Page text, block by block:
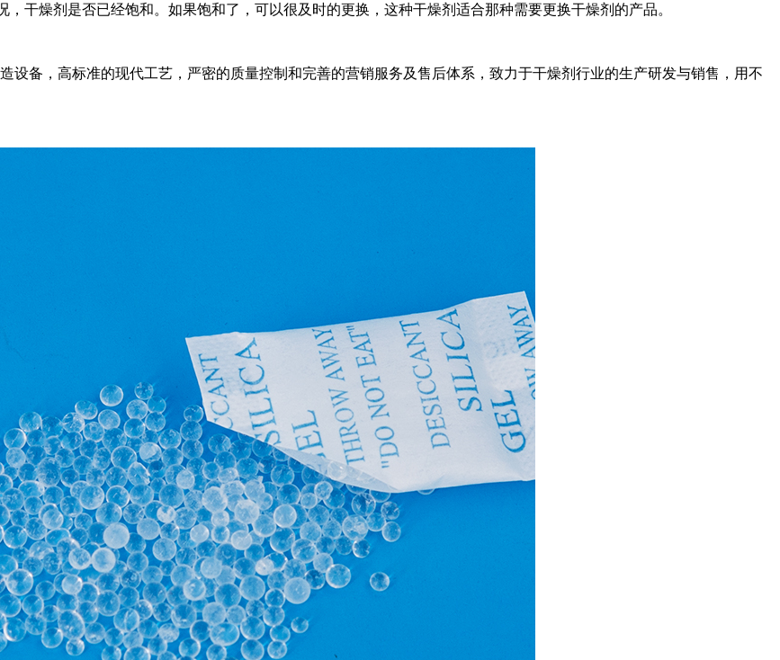
燥剂是否已经饱和。如果饱和了，可以很及时的更换，这种干燥剂适合那种需要更换干燥剂的产品。
备，高标准的现代工艺，严密的质量控制和完善的营销服务及售后体系，致力于干燥剂行业的生产研发与销售，用不